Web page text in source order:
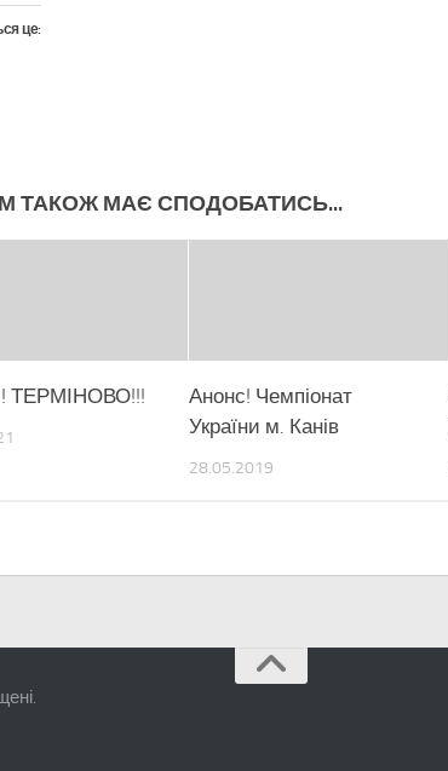
це:
ТАКОЖ МАЄ СПОДОБАТИСЬ...
ТЕРМІНОВО!!!
Анонс! Чемпіонат
України м. Канів
28.05.2019